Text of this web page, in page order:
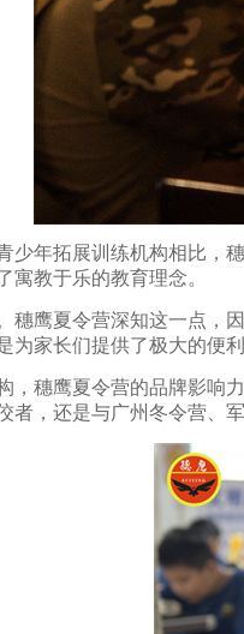
少年拓展训练机构相比，
寓教于乐的教育理念。
穗鹰夏令营深知这一点，
为家长们提供了极大的便
，穗鹰夏令营的品牌影响
者，还是与广州冬令营、